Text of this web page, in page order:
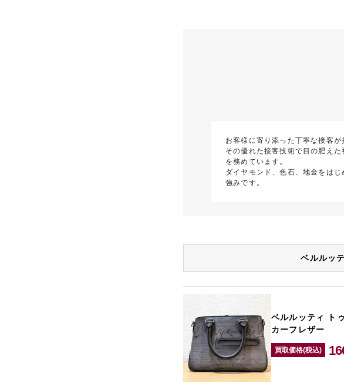
お客様に寄り添った丁寧な接客が
その優れた接客技術で目の肥え
を務めています。
ダイヤモンド、色石、地金をは
強みです。
ベルルッ
ベルルッティ ト
カーフレザー
買取価格(税込)